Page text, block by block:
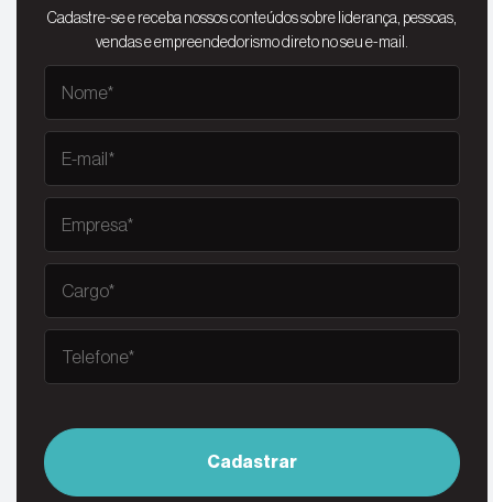
Cadastre-se e receba nossos conteúdos sobre liderança, pessoas,
vendas e empreendedorismo direto no seu e-mail.
Cadastrar